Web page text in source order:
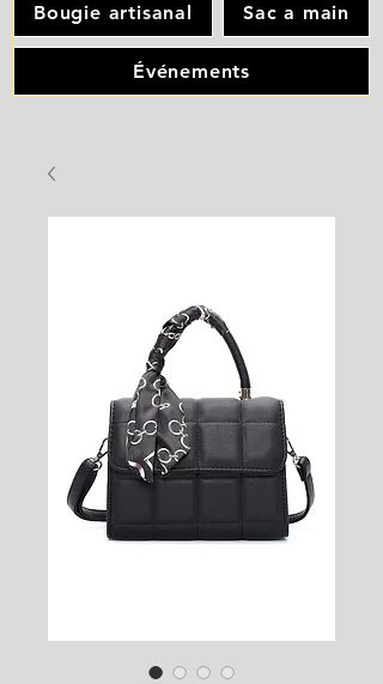
Bougie artisanal Sac a main
Événements